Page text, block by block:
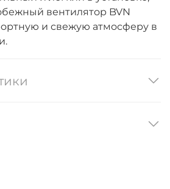
вентилятор BVN
и свежую атмосферу в